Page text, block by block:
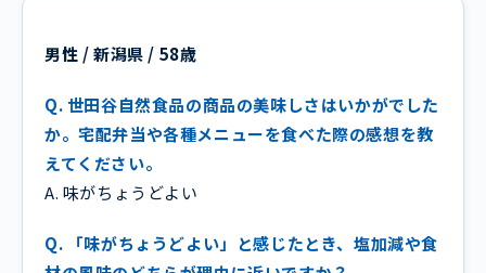
男性 / 新潟県 / 58歳
Q. 世田谷自然食品の商品の美味しさはいかがでした
か。宅配弁当や各種メニューを食べた際の感想を教
えてください。
A. 味がちょうどよい
Q. 「味がちょうどよい」と感じたとき、塩加減や食